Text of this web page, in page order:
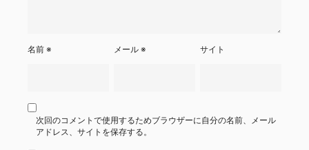
名前 ※ メール※ サイト
次回のコメントで使用するためブラウザーに自分の名前、メール
アドレス、サイトを保存する。